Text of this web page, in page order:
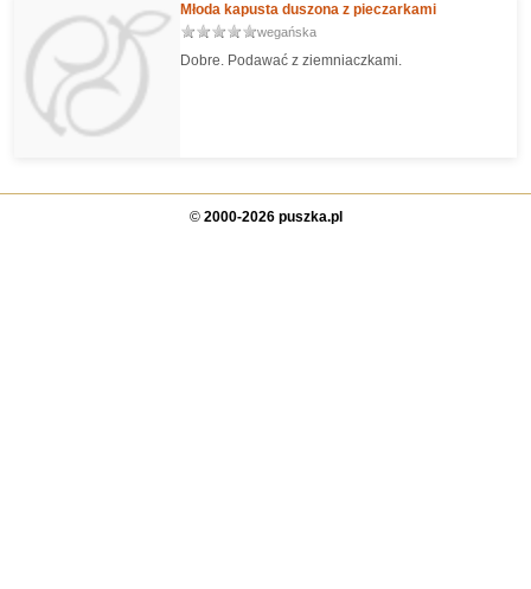
Młoda kapusta duszona z pieczarkami
wegańska
Dobre. Podawać z ziemniaczkami.
© 2000-2026 puszka.pl